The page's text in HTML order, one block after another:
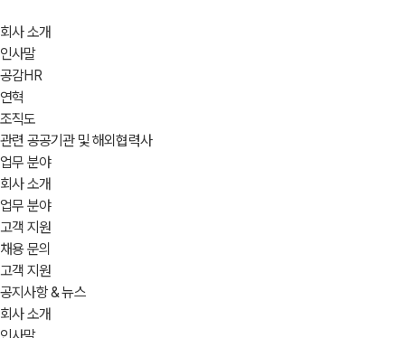
to
content
회사 소개
인사말
공감HR
연혁
조직도
관련 공공기관 및 해외협력사
업무 분야
회사 소개
업무 분야
고객 지원
채용 문의
고객 지원
공지사항 & 뉴스
회사 소개